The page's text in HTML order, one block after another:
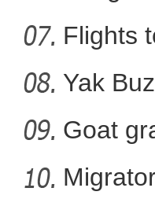
Flights
Yak
Goat